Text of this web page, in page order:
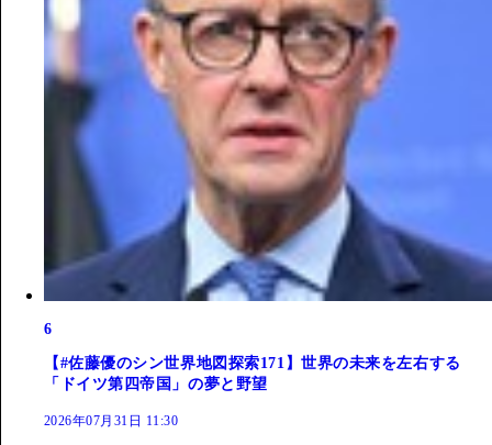
6
【#佐藤優のシン世界地図探索171】世界の未来を左右する
「ドイツ第四帝国」の夢と野望
2026年07月31日 11:30